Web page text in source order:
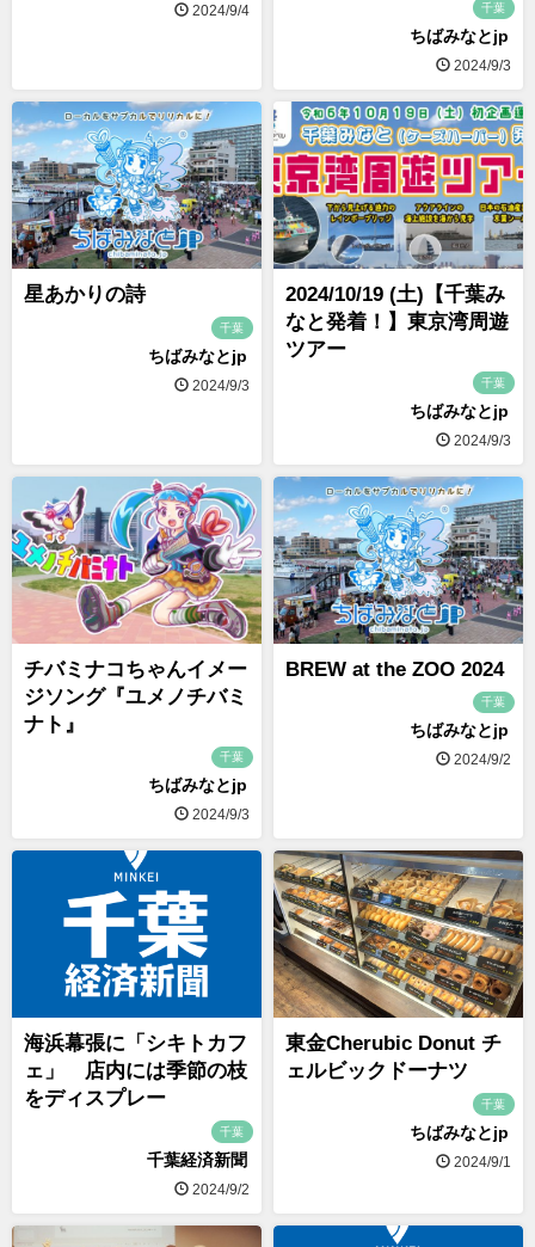
2024/9/4 千葉
ちばみなとjp
2024/9/3
星あかりの詩
千葉
ちばみなとjp
2024/9/3
2024/10/19 (土)【千葉み
なと発着！】東京湾周遊
ツアー
千葉
ちばみなとjp
2024/9/3
チバミナコちゃんイメー
ジソング『ユメノチバミ
ナト』
千葉
ちばみなとjp
2024/9/3
BREW at the ZOO 2024
千葉
ちばみなとjp
2024/9/2
海浜幕張に「シキトカフ
ェ」 店内には季節の枝
をディスプレー
千葉
千葉経済新聞
2024/9/2
東金Cherubic Donut チ
ェルビックドーナツ
千葉
ちばみなとjp
2024/9/1